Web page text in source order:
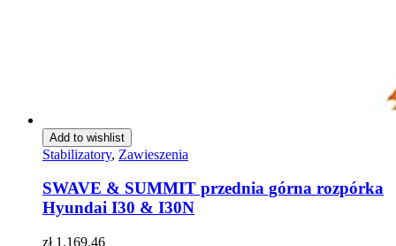
Add to wishlist
Stabilizatory, Zawieszenia
SWAVE & SUMMIT przednia górna rozpórka
Hyundai I30 & I30N
zł1,169.46